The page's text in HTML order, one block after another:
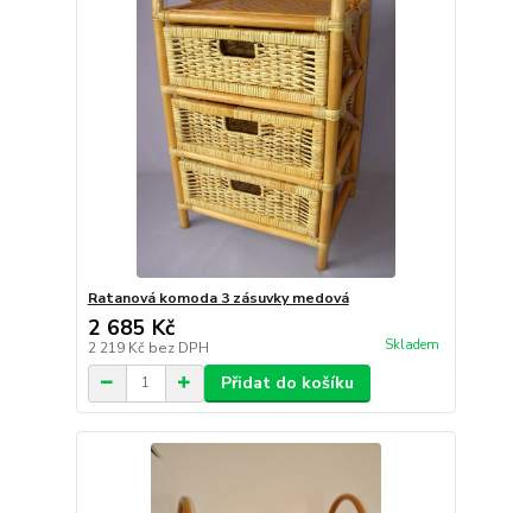
Ratanová komoda 3 zásuvky medová
2 685 Kč
2 219 Kč bez DPH Skladem
Přidat do košíku